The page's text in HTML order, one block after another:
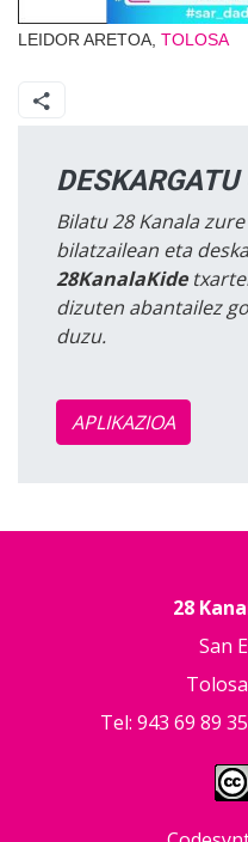
LEIDOR ARETOA, TOLOSA
DESKARGATU
Bilatu 28 Kanala
bilatzailean eta
28KanalaKide
dizuten abantailez
duzu.
APLIKAZIOA
28
San
Tel: 943 69 89